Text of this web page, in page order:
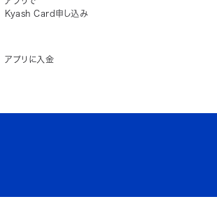
Kyash Card申し込み
アプリに入金